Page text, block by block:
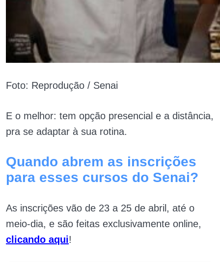
Foto: Reprodução / Senai
E o melhor: tem opção presencial e a distância,
pra se adaptar à sua rotina.
Quando abrem as inscrições
para esses cursos do Senai?
As inscrições vão de 23 a 25 de abril, até o
meio-dia, e são feitas exclusivamente online,
clicando aqui!